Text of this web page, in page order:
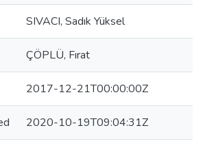
SIVACI, Sadık Yüksel
ÇÖPLÜ, Fırat
2017-12-21T00:00:00Z
2020-10-19T09:04:31Z